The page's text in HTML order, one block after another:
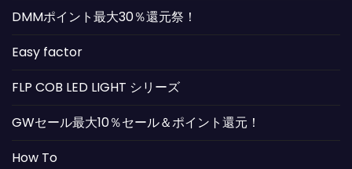
DMMポイント最大30％還元祭！
Easy factor
FLP COB LED LIGHT シリーズ
GWセール最大10％セール＆ポイント還元！
How To